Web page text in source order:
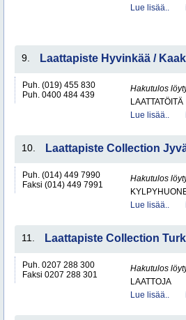
Lue lisää..
9. Laattapiste Hyvinkää /
Puh. (019) 455 830
Puh. 0400 484 439
Hakutulos
LAATTATÖITÄ
Lue lisää..
10. Laattapiste Collection
Puh. (014) 449 7990
Faksi (014) 449 7991
Hakutulos
Lue lisää..
11. Laattapiste Collection
Puh. 0207 288 300
Faksi 0207 288 301
Hakutulos
LAATTOJA
Lue lisää..